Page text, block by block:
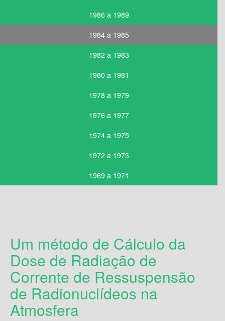
1986 a 1989
1984 a 1985
1982 a 1983
1980 a 1981
1978 a 1979
1976 a 1977
1974 a 1975
1972 a 1973
1969 a 1971
Um método de Cálculo da
Dose de Radiação de
Corrente de Ressuspensão
de Radionuclídeos na
Atmosfera